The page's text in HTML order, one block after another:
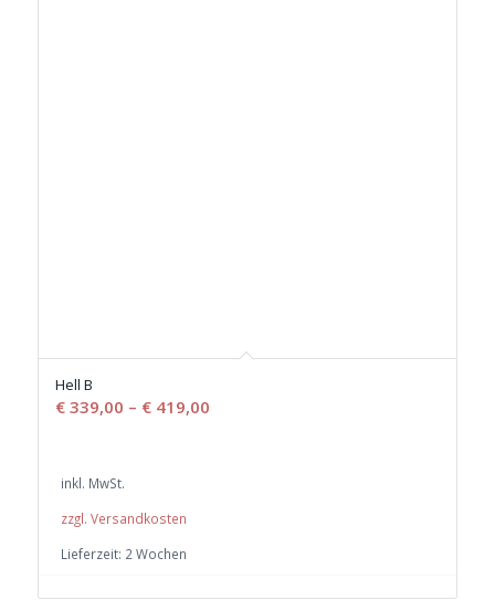
Hell B
€339,00 – €419,00
inkl. MwSt.
zzgl. Versandkosten
Lieferzeit: 2 Wochen